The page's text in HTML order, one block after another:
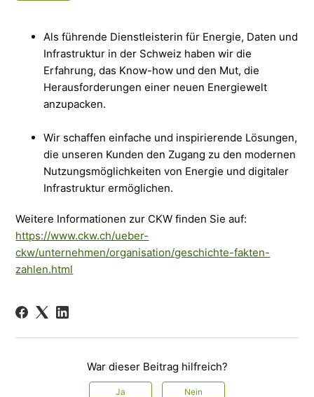
Als führende Dienstleisterin für Energie, Daten und
Infrastruktur in der Schweiz haben wir die
Erfahrung, das Know-how und den Mut, die
Herausforderungen einer neuen Energiewelt
anzupacken.
Wir schaffen einfache und inspirierende Lösungen,
die unseren Kunden den Zugang zu den modernen
Nutzungsmöglichkeiten von Energie und digitaler
Infrastruktur ermöglichen.
Weitere Informationen zur CKW finden Sie auf:
https://www.ckw.ch/ueber-
ckw/unternehmen/organisation/geschichte-fakten-
zahlen.html
War dieser Beitrag hilfreich?
Ja Nein